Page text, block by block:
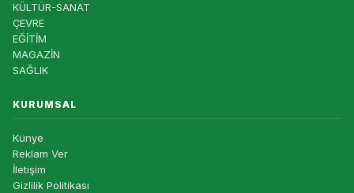
KÜLTÜR-SANAT
ÇEVRE
EĞİTİM
MAGAZİN
SAĞLIK
KURUMSAL
Künye
Reklam Ver
İletişim
Gizlilik Politikası